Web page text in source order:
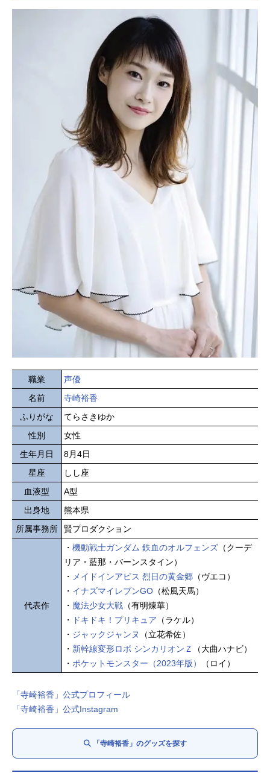
職業
声優
名前
寺崎裕香
ふりがな
てらさきゆか
性別
女性
生年月日
8月4日
星座
しし座
血液型
A型
出身地
熊本県
所属事務所
賢プロダクション
代表作
・ 機動戦士ガンダム 鉄血のオルフェンズ （クーデ
リア・藍那・バーンスタイン）
・ メイドインアビス 烈日の黄金郷 （ヴエコ）
・ イナズマイレブンGO （松風天馬）
・ 魔法少女大戦 （有明煉華）
・
ドキドキ！プリキュア （ラケル）
・ ジャックジャンヌ
（立花希佐）
・ 新幹線変形ロボ シンカリオンＺ
（大曲ハナビ）
・ ポケットモンスター（2023年版） （ロイ）
「寺崎裕香」公式プロフィール
「寺崎裕香」公式Instagram
「寺崎裕香」のグッズを探す